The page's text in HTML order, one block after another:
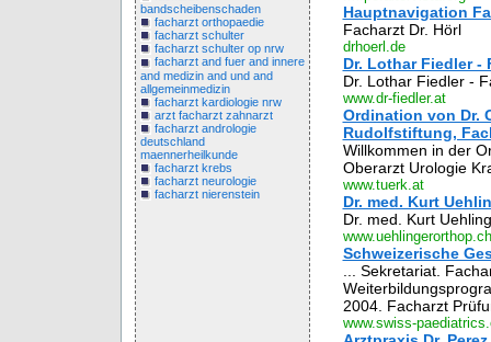
bandscheibenschaden
facharzt orthopaedie
facharzt schulter
facharzt schulter op nrw
facharzt and fuer and innere
and medizin and und and
allgemeinmedizin
facharzt kardiologie nrw
arzt facharzt zahnarzt
facharzt andrologie
deutschland
maennerheilkunde
facharzt krebs
facharzt neurologie
facharzt nierenstein
Hauptnavigation
Facharzt Dr. Hörl
drhoerl.de
Dr. Lothar Fiedler -
Dr. Lothar Fiedler -
www.dr-fiedler.at
Ordination von Dr.
Rudolfstiftung,
Willkommen in der
Oberarzt Urologie
www.tuerk.at
Dr. med. Kurt
Dr. med. Kurt
www.uehlingerorthop.ch
Schweizerische
... Sekretariat.
2004. Facharzt
www.swiss-